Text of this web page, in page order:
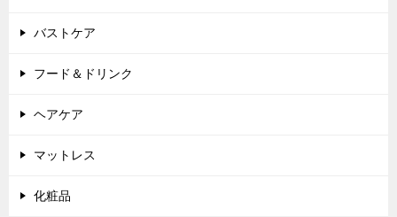
バストケア
フード＆ドリンク
ヘアケア
マットレス
化粧品